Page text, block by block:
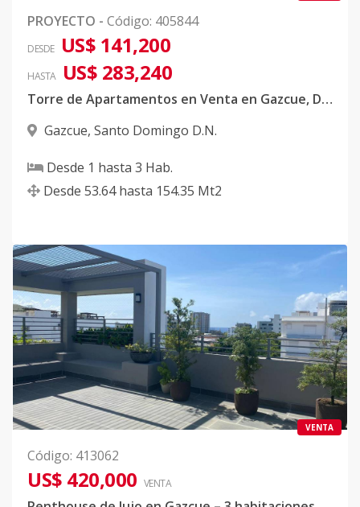
PROYECTO - Código: 405844
DESDE US$ 141,200
HASTA US$ 283,240
Torre de Apartamentos en Venta en Gazcue, D.N
Gazcue, Santo Domingo D.N.
Desde 1 hasta 3 Hab.
Desde 53.64 hasta 154.35 Mt2
VENTA
Código: 413062
US$ 420,000 VENTA